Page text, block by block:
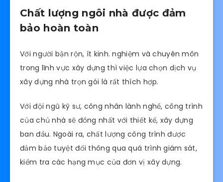
đầu. Và khi có dịch vụ này thì bạn cũng đã hoàn
toàn có thể yên tâm hơn khi có thể kiểm soát
Với việc tự mình xây nhà, sau khi hoàn công chi
phí xây dựng có thể dội lên 10 – 15%, thậm chí đến